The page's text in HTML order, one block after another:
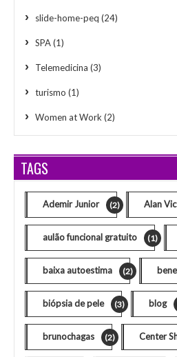
slide-home-peq (24)
SPA(1)
Telemedicina (3)
turismo (1)
Women at Work (2)
TAGS
Ademir Junior (2) Alan
aulão funcional gratuito (1)
baixa autoestima (2)
biópsia de pele (3) blog
brunochagas (2) Center